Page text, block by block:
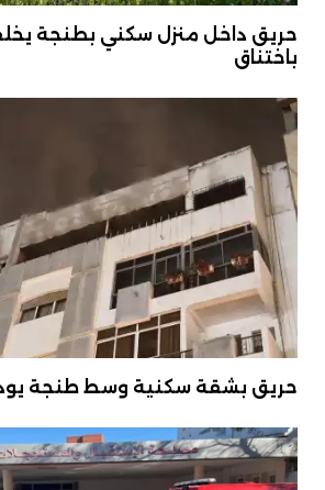
حريق داخل منزل سكني بطنجة
باختناق
حريق بشقة سكنية وسط طنجة